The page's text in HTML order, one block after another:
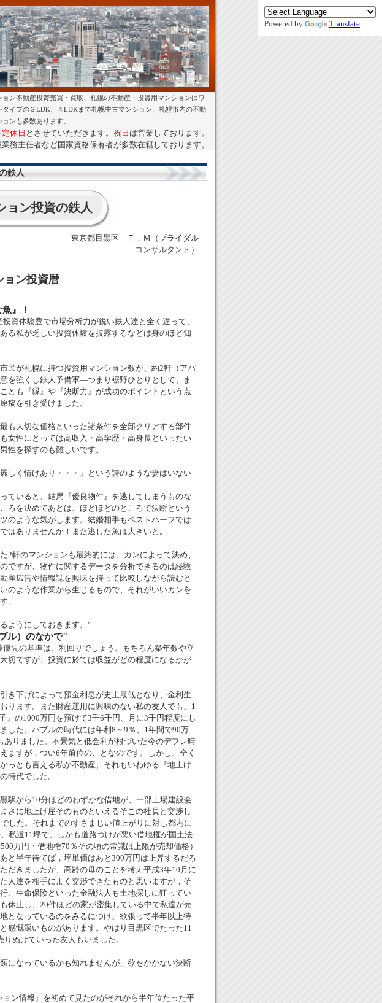
ン不動産投資売買・買取、札幌の不動産・投資用マンションはワ
イプの３LDK、４LDKまで札幌中古マンション、札幌市内の不動
ンも多数あります。
休日 とさせていただきます。 祝日 は営業しております。
務主任者など国家資格保有者が多数在籍しております。
Powered by Translate
鉄人
ョン投資の鉄人
東京都目黒区 Ｔ．Ｍ（ブライダル
コンサルタント）
ン投資暦
』！
資体験豊で市場分析力が鋭い鉄人達と全く違って、
る私が乏しい投資体験を披露するなどは身のほど知
民が札幌に持つ投資用マンション数が、約2軒（アパ
を強くし鉄人予備軍―つまり裾野ひとりとして、ま
とも『縁』や『決断力』が成功のポイントという点
稿を引き受けました。
も大切な価格といった諸条件を全部クリアする部件
女性にとっては高収入・高学歴・高身長といったい
性を探すのも難しいです。
しく情けあり・・・』という詩のような妻はいない
ていると、結局『優良物件』を逃してしまうものな
ろを決めてあとは、ほどほどのところで決断という
のような気がします。結婚相手もベストハーフでは
はありませんか！また逃した魚は大きいと。
軒のマンションも最終的には、カンによって決め、
ですが、物件に関するデータを分析できるのは経験
産広告や情報誌を興味を持って比較しながら読むと
のような作業から生じるもので、それがいいカンを
。
ようにしておきます。"
ル）のなかで"
先の基準は、利回りでしょう。もちろん築年数や立
切ですが、投資に於ては収益がどの程度になるかが
き下げによって預金利息が史上最低となり、金利生
ります。また財産運用に興味のない私の友人でも、1
』の1000万円を預けて3千6千円、月に3千円程度にし
した。バブルの時代には年利8～9％、1年間で90万
ありました。不景気と低金利が根づいた今のデフレ時
ますが，つい6年前位のことなのです。しかし、全く
っとも言える私が不動産、それもいわゆる『地上げ
時代でした。
駅から10分ほどのわずかな借地が、一部上場建設会
さに地上げ屋そのものといえるそこの社員と交渉し
した。それまでのすさまじい値上がりに対し都内に
私道11坪で、しかも道路づけが悪い借地権が国土法
万円・借地権70％その頃の常識は上限が売却価格）
と半年待てば，坪単価はあと300万円は上昇するだろ
だきましたが、高齢の母のことを考え平成3年10月に
人達を相手によく交渉できたものと思いますが，そ
、生命保険といった金融法人も土地探しに狂ってい
休止し、20件ほどの家が密集している中で私達が売
となっているのをみるにつけ、欲張って半年以上待
感慨深いものがあります。やはり目黒区でたった11
ぬけていった友人もいました。
になっているかも知れませんが、欲をかかない決断
ン情報』を初めて見たのがそれから半年位たった平